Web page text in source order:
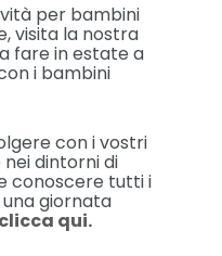
per bambini
visita la nostra
fare in estate a
i bambini
con i vostri
dintorni di
conoscere tutti i
giornata
clicca qui.